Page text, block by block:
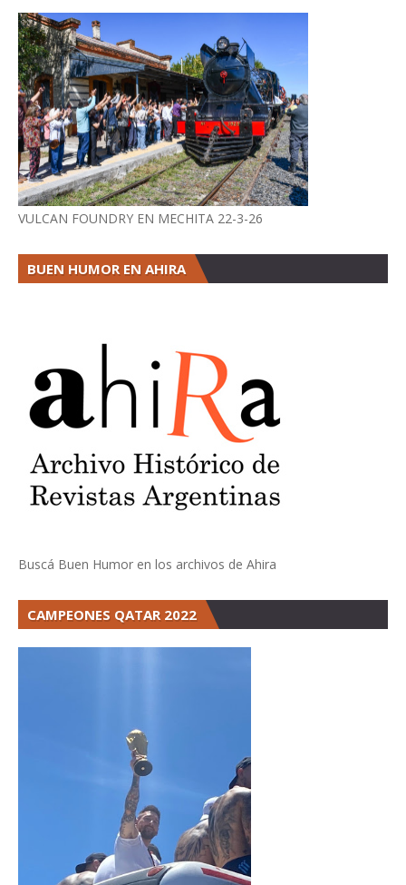
VULCAN FOUNDRY EN MECHITA 22-3-26
BUEN HUMOR EN AHIRA
Buscá Buen Humor en los archivos de Ahira
CAMPEONES QATAR 2022